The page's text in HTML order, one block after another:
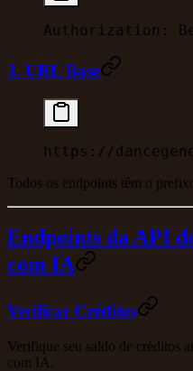
Authorization:
3. URL Base
https://
Todos os endpoints têm o
Endpoints da API
com IA
Verificar Créditos
Verifique seu saldo de créditos
com IA.